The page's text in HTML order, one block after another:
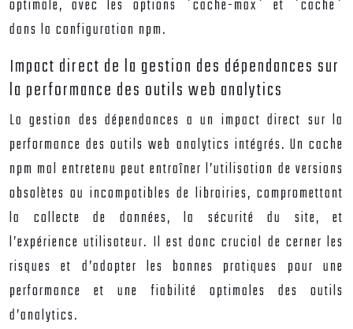
optimale, avec les options `cache-max` et `cache`
dans la configuration npm.
Impact direct de la gestion des dépendances sur
la performance des outils web analytics
La gestion des dépendances a un impact direct sur la
performance des outils web analytics intégrés. Un cache
npm mal entretenu peut entraîner l’utilisation de versions
obsolètes ou incompatibles de librairies, compromettant
la collecte de données, la sécurité du site, et
l’expérience utilisateur. Il est donc crucial de cerner les
risques et d’adopter les bonnes pratiques pour une
performance et une fiabilité optimales des outils
d’analytics.